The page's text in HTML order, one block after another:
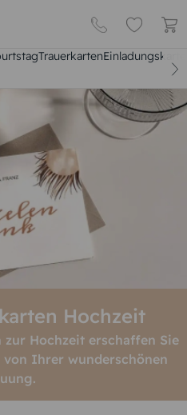
Trauerkarten
Hochzeit
zur Hochzeit erschaffen Sie
Ihrer wunderschönen